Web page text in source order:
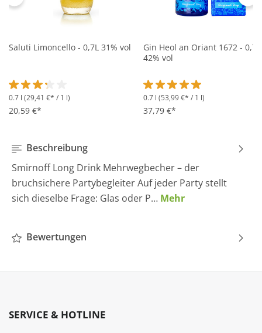
Saluti Limoncello - 0,7L 31% vol
Durchschnittliche Bewertung von 3.2 von 5 Sternen
0.7 l (29,41 €* / 1 l)
20,59 €*
Gin Heol an Oriant 1672 - 0,7L
42% vol
Durchschnittliche
0.7 l (53,99 €* / 1 l)
37,79 €*
Beschreibung
Smirnoff Long Drink Mehrwegbecher – der
bruchsichere Partybegleiter Auf jeder Party stellt
sich dieselbe Frage: Glas oder P… Mehr
Bewertungen
SERVICE & HOTLINE